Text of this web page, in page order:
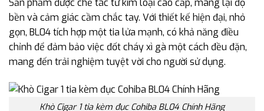
Sản phẩm được chế tác từ kim loại cao cấp, mang lại độ
bền và cảm giác cầm chắc tay. Với thiết kế hiện đại, nhỏ
gọn, BL04 tích hợp một tia lửa mạnh, có khả năng điều
chỉnh để đảm bảo việc đốt cháy xì gà một cách đều đặn,
mang đến trải nghiệm tuyệt vời cho người sử dụng.
Khò Cigar 1 tia kèm đục Cohiba BL04 Chính Hãng